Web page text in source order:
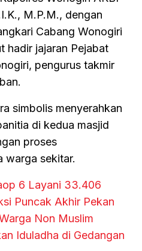
M.P.M., dengan
Cabang Wonogiri
hadir jajaran Pejabat
pengurus takmir
simbolis menyerahkan
di kedua masjid
proses
warga sekitar.
6 Layani 33.406
Puncak Akhir Pekan
Non Muslim
Iduladha di Gedangan